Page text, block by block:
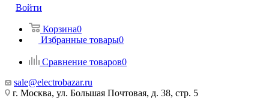
Войти
Корзина0
Избранные товары0
Сравнение товаров0
sale@electrobazar.ru
г. Москва, ул. Большая Почтовая, д. 38, стр. 5